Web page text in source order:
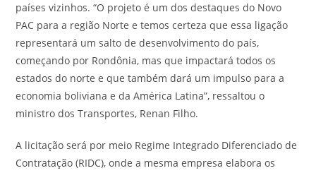
países vizinhos. “O projeto é um dos destaques do Novo
PAC para a região Norte e temos certeza que essa ligação
representará um salto de desenvolvimento do país,
começando por Rondônia, mas que impactará todos os
estados do norte e que também dará um impulso para a
economia boliviana e da América Latina”, ressaltou o
ministro dos Transportes, Renan Filho.
A licitação será por meio Regime Integrado Diferenciado de
Contratação (RIDC), onde a mesma empresa elabora os